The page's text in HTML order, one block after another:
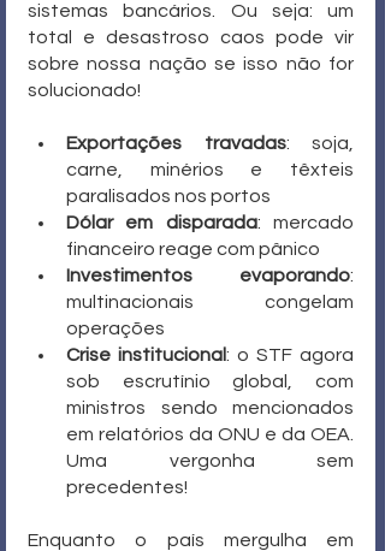
sistemas bancários. Ou seja: um
total e desastroso caos pode vir
sobre nossa nação se isso não for
solucionado!
Exportações travadas: soja,
carne, minérios e têxteis
paralisados nos portos
Dólar em disparada: mercado
financeiro reage com pânico
Investimentos evaporando:
multinacionais congelam
operações
Crise institucional: o STF agora
sob escrutínio global, com
ministros sendo mencionados
em relatórios da ONU e da OEA.
Uma vergonha sem
precedentes!
Enquanto o país mergulha em